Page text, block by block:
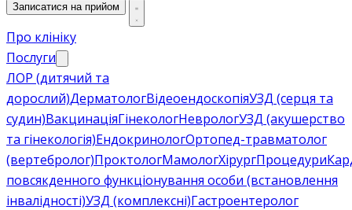
Записатися на прийом
Про клініку
Послуги
ЛОР (дитячий та
дорослий)ДерматологВідеоендоскопіяУЗД (серця та
судин)ВакцинаціяГінекологНеврологУЗД (акушерство
та гінекологія)ЕндокринологОртопед-травматолог
(вертебролог)ПроктологМамологХірургПроцедури
повсякденного функціонування особи (встановлення
інвалідності)УЗД (комплексні)Гастроентеролог